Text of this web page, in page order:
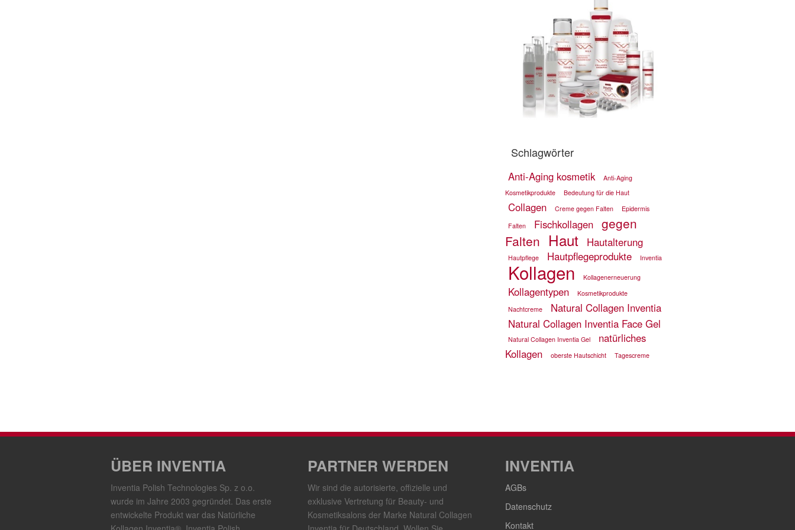
Schlagwörter
Anti-Aging kosmetik
Anti-Aging
Kosmetikprodukte
Bedeutung für die Haut
Collagen Creme gegen Falten
Epidermis
Falten
Fischkollagen gegen
Falten Haut Hautalterung
Hautpflege Hautpflegeprodukte Inventia
Kollagen Kollagenerneuerung
Kollagentypen
Kosmetikprodukte
Nachtcreme
Natural Collagen Inventia
Natural Collagen Inventia Face Gel
Natural Collagen Inventia Gel
natürliches
Kollagen
oberste Hautschicht Tagescreme
ÜBER INVENTIA
Inventia Polish Technologies Sp. z o.o.
wurde im Jahre 2003 gegründet. Das erste
entwickelte Produkt war das Natürliche
PARTNER WERDEN
Wir sind die autorisierte, offizielle und
exklusive Vertretung für Beauty- und
Kosmetiksalons der Marke Natural Collagen
INVENTIA
AGBs
Datenschutz
Kontakt